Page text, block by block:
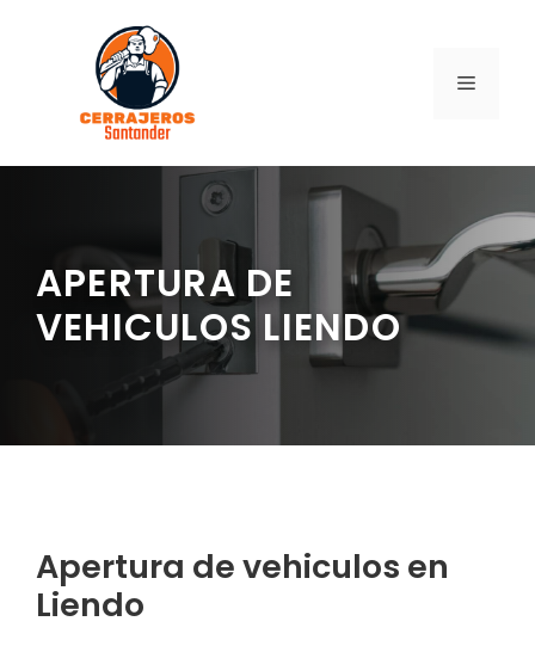
contenido
MENÚ
APERTURA DE
VEHICULOS LIENDO
Apertura de vehiculos en
Liendo